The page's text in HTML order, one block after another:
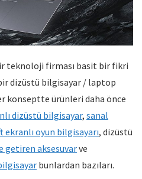
teknoloji firması basit bir fikri
dizüstü bilgisayar / laptop
konseptte ürünleri daha önce
dizüstü bilgisayar, sanal
ekranlı oyun bilgisayarı, dizüstü
getiren aksesuvarve
bunlardan bazıları.